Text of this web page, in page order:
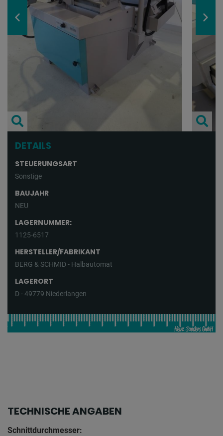
DETAILS
STEUERUNGSART
Sonstige
BAUJAHR
NEU
LAGERNUMMER:
1125-6517
HERSTELLER/FABRIKANT
BERG & SCHMID - Halbautomat
LAGERORT
D - 49779 Niederlangen
TECHNISCHE ANGABEN
Schnittdurchmesser: